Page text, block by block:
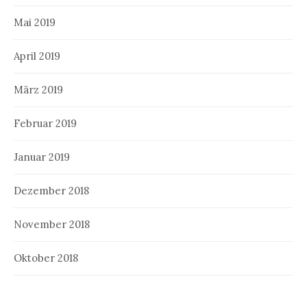
Mai 2019
April 2019
März 2019
Februar 2019
Januar 2019
Dezember 2018
November 2018
Oktober 2018